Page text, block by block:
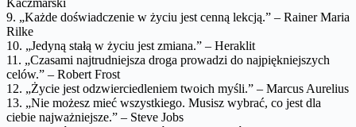
9. „Każde doświadczenie w życiu jest cenną lekcją.” – Rainer Maria
Rilke
10. „Jedyną stałą w życiu jest zmiana.” – Heraklit
11. „Czasami najtrudniejsza droga prowadzi do najpiękniejszych
celów.” – Robert Frost
12. „Życie jest odzwierciedleniem twoich myśli.” – Marcus Aurelius
13. „Nie możesz mieć wszystkiego. Musisz wybrać, co jest dla
ciebie najważniejsze.” – Steve Jobs